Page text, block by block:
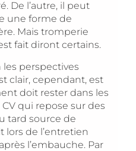
De l’autre, il peut
une forme de
Mais tromperie
fait diront certains.
les perspectives
clair, cependant, est
doit rester dans les
qui repose sur des
tard source de
lors de l’entretien
l’embauche. Par